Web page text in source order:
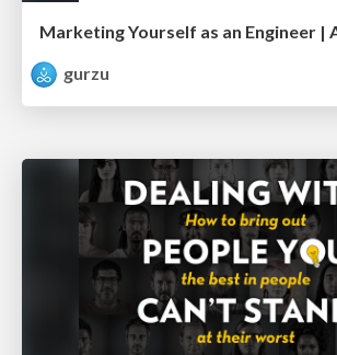
Marketing Yourself as an Engineer |
gurzu